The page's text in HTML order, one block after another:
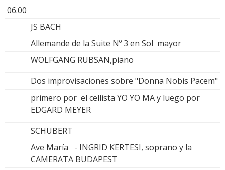
06.00
JS BACH
Allemande de la Suite Nº 3 en Sol mayor
WOLFGANG RUBSAN,piano
Dos improvisaciones sobre "Donna Nobis Pacem"
primero por el cellista YO YO MA y luego por
EDGARD MEYER
SCHUBERT
Ave María - INGRID KERTESI, soprano y la
CAMERATA BUDAPEST